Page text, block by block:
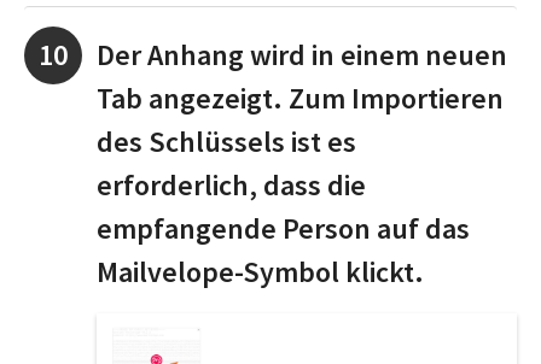
Der Anhang wird in einem neuen
Tab angezeigt. Zum Importieren
des Schlüssels ist es
erforderlich, dass die
empfangende Person auf das
Mailvelope-Symbol klickt.